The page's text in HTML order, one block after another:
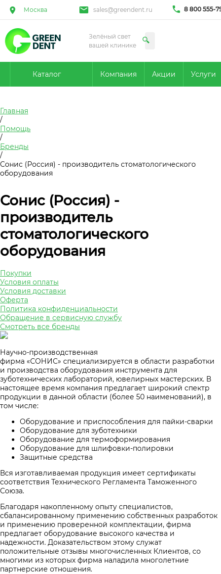
Москва sales@greendent.ru 8 800 555-
Зелёный свет
вашей клинике
Каталог Компания Акции Услуги
Главная
/
Помощь
/
Бренды
/
Сонис (Россия) - производитель стоматологического
оборудования
Сонис (Россия) -
производитель
стоматологического
оборудования
Покупки
Условия оплаты
Условия доставки
Оферта
Политика конфиденциальности
Обращение в сервисную службу
Смотреть все бренды
Научно-производственная
фирма «СОНИС» специализируется в области разработки
и производства оборудования инструмента для
зуботехнических лабораторий, ювелирных мастерских. В
настоящее время компания предлагает широкий спектр
продукции в данной области (более 50 наименований), в
том числе:
Оборудование и приспособления для пайки-сварки
Оборудование для зуботехники
Оборудование для термоформирования
Оборудование для шлифовки-полировки
Защитные средства
Вся изготавливаемая продукция имеет сертификаты
соответствия Технического Регламента Таможенного
Союза.
Благодаря накопленному опыту специалистов,
сбалансированному применению собственных разработок
и применению проверенной комплектации, фирма
предлагает оборудование высокого качества и
надежности. Доказательством этому служат
положительные отзывы многочисленных Клиентов, со
многими из которых фирма наладила многолетние
партнерские отношения.